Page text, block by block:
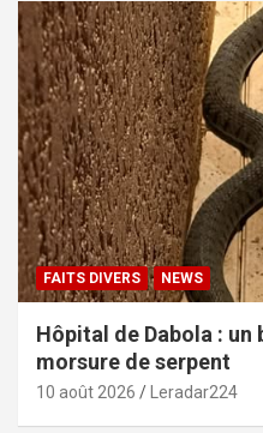
FAITS DIVERS NEWS
Hôpital de Dabola : un
morsure de serpent
10 août 2026 Leradar224